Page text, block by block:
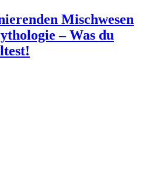
Mischwesen
– Was du